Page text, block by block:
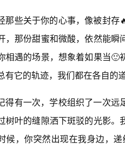
那些关于你的心事，像被封
，那份甜蜜和微酸，依然能
相遇的场景，想象着如果当
有它的轨迹，我们都在各自的
得有一次，学校组织了一次
树叶的缝隙洒下斑驳的光影
候，你突然出现在我身边，